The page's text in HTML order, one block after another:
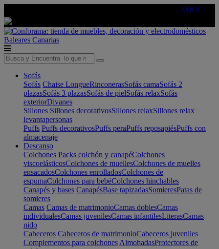
AQUÍ
Baleares Canarias
Sofás
Sofás Chaise LongueRinconerasSofás camaSofás 2
plazasSofás 3 plazasSofás de pielSofás relaxSofás
exteriorDivanes
Sillones Sillones decorativosSillones relaxSillones relax
levantapersonas
Puffs Puffs decorativosPuffs peraPuffs reposapiésPuffs con
almacenaje
Descanso
Colchones Packs colchón y canapéColchones
viscoelásticosColchones de muellesColchones de muelles
ensacadosColchones enrolladosColchones de
espumaColchones para bebéColchones hinchables
Canapés y bases CanapésBase tapizadasSomieresPatas de
somieres
Camas Camas de matrimonioCamas doblesCamas
individualesCamas juvenilesCamas infantilesLiterasCamas
nido
Cabeceros Cabeceros de matrimonioCabeceros juveniles
Complementos para colchones AlmohadasProtectores de